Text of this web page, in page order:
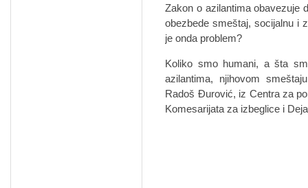
Zakon o azilantima obavezuje
obezbede smeštaj, socijalnu i
je onda problem?
Koliko smo humani, a šta
azilantima, njihovom
Radoš Đurović, iz Centra za
Komesarijata za izbeglice i